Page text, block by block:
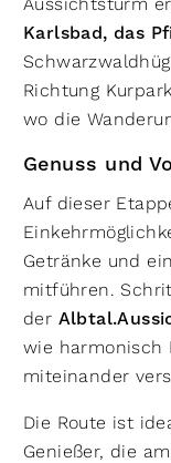
Karlsbad, das
Richtung
wo die
Genuss und
Auf dieser
Getränke und
mitführen.
der
wie harmonisch
miteinander
Die Route ist
Genießer, die